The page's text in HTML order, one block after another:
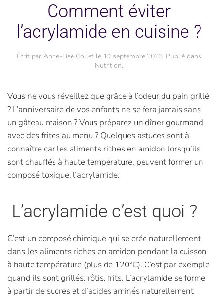
Comment éviter
l’acrylamide en cuisine ?
Écrit par Anne-Lise Collet le 19 septembre 2023. Publié dans
Nutrition.
Vous ne vous réveillez que grâce à l’odeur du pain grillé
? L’anniversaire de vos enfants ne se fera jamais sans
un gâteau maison ? Vous préparez un dîner gourmand
avec des frites au menu ? Quelques astuces sont à
connaître car les aliments riches en amidon lorsqu’ils
sont chauffés à haute température, peuvent former un
composé toxique, l’acrylamide.
L’acrylamide c’est quoi ?
C’est un composé chimique qui se crée naturellement
dans les aliments riches en amidon pendant la cuisson
à haute température (plus de 120°C). C’est par exemple
quand ils sont grillés, rôtis, frits. L’acrylamide se forme
à partir de sucres et d’acides aminés naturellement